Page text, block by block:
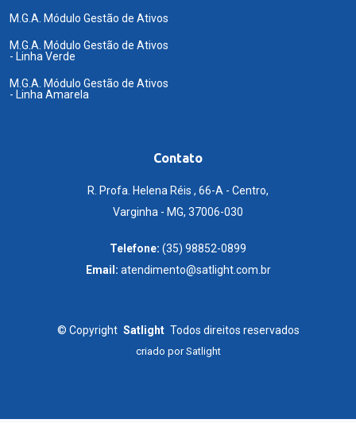
M.G.A. Módulo Gestão de Ativos
M.G.A. Módulo Gestão de Ativos
- Linha Verde
M.G.A. Módulo Gestão de Ativos
- Linha Amarela
Contato
R. Profa. Helena Réis , 66-A - Centro,
Varginha - MG, 37006-030
Telefone: (35) 98852-0899
Email: atendimento@satlight.com.br
© Copyright Satlight Todos direitos reservados
criado porSatlight